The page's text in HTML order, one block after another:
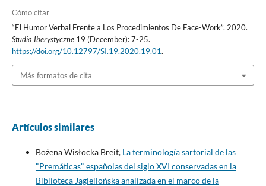
Cómo citar
“El Humor Verbal Frente a Los Procedimientos De Face-Work”. 2020.
Studia Iberystyczne19 (December): 7-25.
https://doi.org/10.12797/SI.19.2020.19.01.
Más formatos de cita
Artículos similares
Bożena Wisłocka Breit, La terminología sartorial de las
"Premáticas" españolas del siglo XVI conservadas en la
Biblioteca Jagiellońska analizada en el marco de la